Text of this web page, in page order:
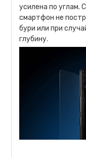
усилена по углам.
смартфон не
бури или при
глубину.